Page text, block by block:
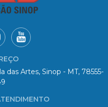
das Artes, Sinop - MT, 78555-